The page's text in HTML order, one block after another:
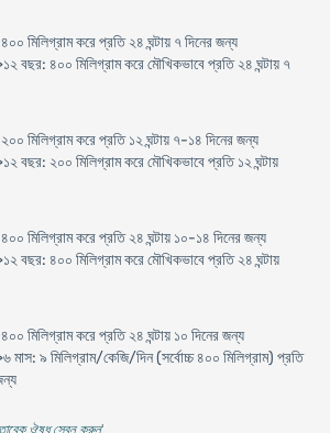
মিলিগ্রাম করে প্রতি ২৪ ঘন্টায় ৭ দিনের জন্য
বছর: ৪০০ মিলিগ্রাম করে মৌখিকভাবে প্রতি ২৪ ঘন্টায় ৭
মিলিগ্রাম করে প্রতি ১২ ঘন্টায় ৭-১৪ দিনের জন্য
বছর: ২০০ মিলিগ্রাম করে মৌখিকভাবে প্রতি ১২ ঘন্টায়
মিলিগ্রাম করে প্রতি ২৪ ঘন্টায় ১০-১৪ দিনের জন্য
বছর: ৪০০ মিলিগ্রাম করে মৌখিকভাবে প্রতি ২৪ ঘন্টায়
মিলিগ্রাম করে প্রতি ২৪ ঘন্টায় ১০ দিনের জন্য
মাস: ৯ মিলিগ্রাম/কেজি/দিন (সর্বোচ্চ ৪০০ মিলিগ্রাম) প্রতি
ঔষধ সেবন করুন'